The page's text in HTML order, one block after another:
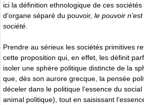
ici la définition ethnologique de ces sociétés
d’organe séparé du pouvoir, le pouvoir
société
Prendre au sérieux les sociétés primitives
cette proposition qui, en effet, les définit
isoler une sphère politique distincte de la
que, dès son aurore grecque, la pensée
déceler dans le politique l’essence du
animal politique), tout en saisissant